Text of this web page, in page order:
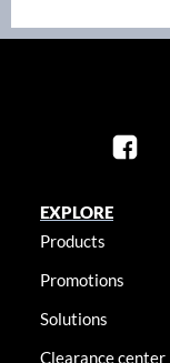
EXPLORE
Products
Promotions
Solutions
Clearance center